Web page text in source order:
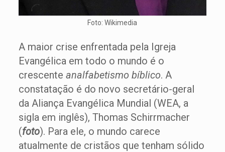
Foto: Wikimedia
A maior crise enfrentada pela Igreja
Evangélica em todo o mundo é o
crescente analfabetismo bíblico. A
constatação é do novo secretário-geral
da Aliança Evangélica Mundial (WEA, a
sigla em inglês), Thomas Schirrmacher
(foto). Para ele, o mundo carece
atualmente de cristãos que tenham sólido